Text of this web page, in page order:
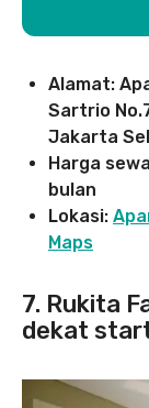
Alamat:
Sartrio
Jakarta
Harga
bulan
Lokasi:
Maps
7. Rukita
dekat